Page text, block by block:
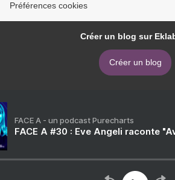
Préférences cookies
Créer un blog sur
Créer un blog
FACE A - un podcast Purecharts
FACE A #30 : Eve Angeli raconte